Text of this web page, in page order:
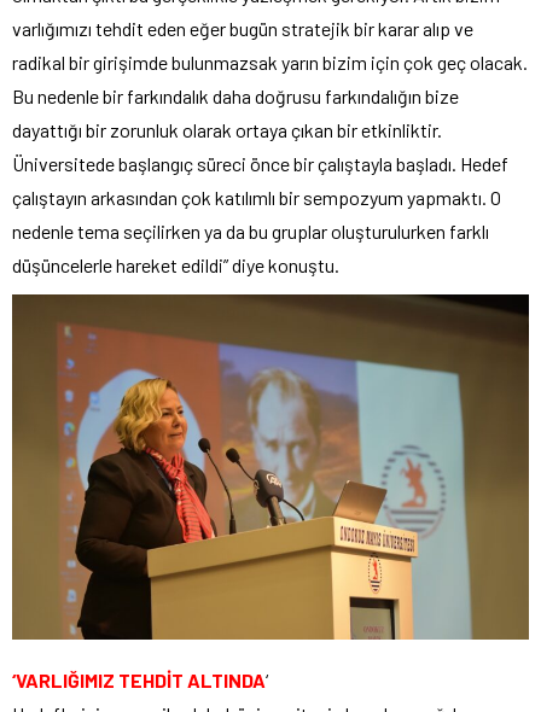
varlığımızı tehdit eden eğer bugün stratejik bir karar alıp ve
radikal bir girişimde bulunmazsak yarın bizim için çok geç olacak.
Bu nedenle bir farkındalık daha doğrusu farkındalığın bize
dayattığı bir zorunluk olarak ortaya çıkan bir etkinliktir.
Üniversitede başlangıç süreci önce bir çalıştayla başladı. Hedef
çalıştayın arkasından çok katılımlı bir sempozyum yapmaktı. O
nedenle tema seçilirken ya da bu gruplar oluşturulurken farklı
düşüncelerle hareket edildi” diye konuştu.
‘VARLIĞIMIZ TEHDİT ALTINDA‘